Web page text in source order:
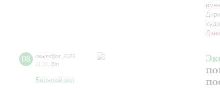
08 сентября 2026
11:30 Вт
Большой зал